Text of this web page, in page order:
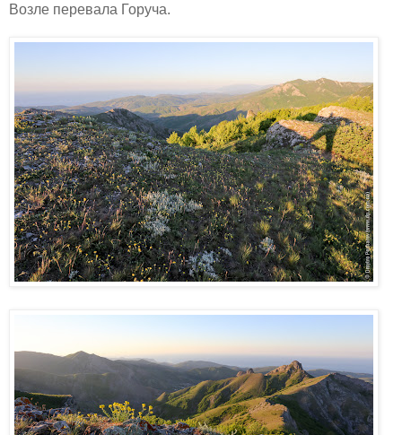
Возле перевала Горуча.